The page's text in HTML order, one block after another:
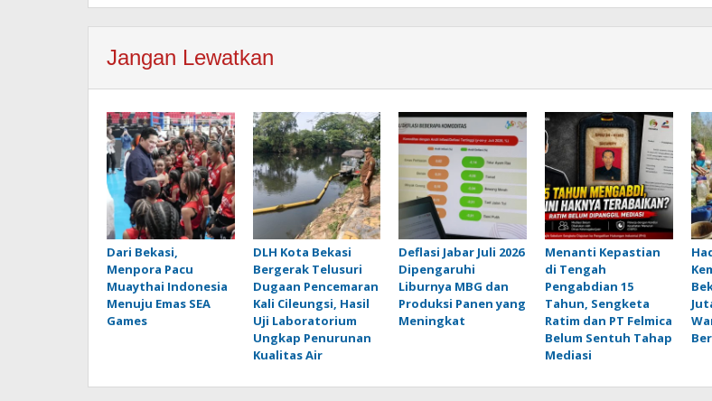
Jangan Lewatkan
Dari Bekasi,
Menpora Pacu
Muaythai Indonesia
Menuju Emas SEA
Games
DLH Kota Bekasi
Bergerak Telusuri
Dugaan Pencemaran
Kali Cileungsi, Hasil
Uji Laboratorium
Ungkap Penurunan
Kualitas Air
Deflasi Jabar Juli 2026
Dipengaruhi
Liburnya MBG dan
Produksi Panen yang
Meningkat
Menanti Kepastian
di Tengah
Pengabdian 15
Tahun, Sengketa
Ratim dan PT Felmica
Belum Sentuh Tahap
Mediasi